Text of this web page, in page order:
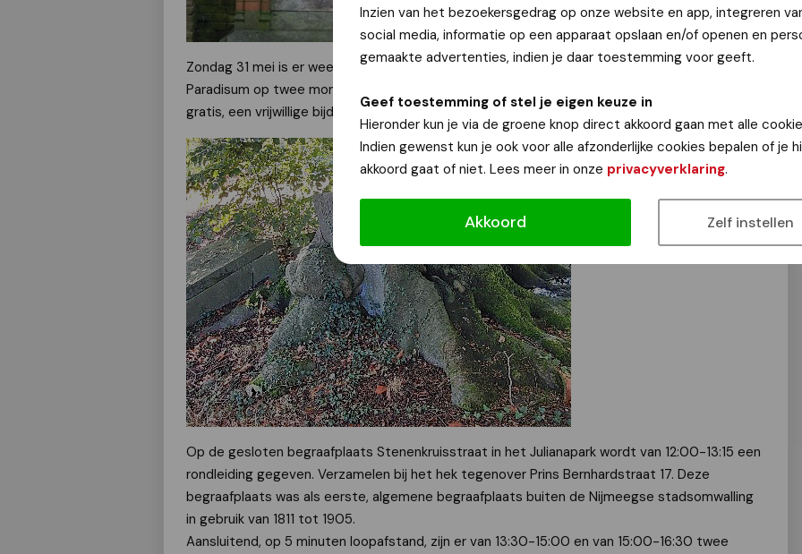
Inzien van het bezoekersgedrag op onze website en app, integreren
social media, informatie op een apparaat opslaan en/of openen en
gemaakte advertenties, indien je daar toestemming voor geeft.
Geef toestemming of stel je eigen keuze in
Hieronder kun je via de groene knop direct akkoord gaan met alle
Indien gewenst kun je ook voor alle afzonderlijke cookies bepalen of je
akkoord gaat of niet. Lees meer in onze privacyverklaring.
Akkoord Zelf instellen
Zondag 31 mei is er weer gelegenheid om deel te nemen aan de rondleidingen van stichting In
Paradisum op twee monumentale begraafplaatsen in Nijmegen-oost. De rondleidingen zijn
gratis, een vrijwillige bijdrage is welkom.
Op de gesloten begraafplaats Stenenkruisstraat in het Julianapark wordt van 12:00-13:15 een
rondleiding gegeven. Verzamelen bij het hek tegenover Prins Bernhardstraat 17. Deze
begraafplaats was als eerste, algemene begraafplaats buiten de Nijmeegse stadsomwalling
in gebruik van 1811 tot 1905.
Aansluitend, op 5 minuten loopafstand, zijn er van 13:30-15:00 en van 15:00-16:30 twee